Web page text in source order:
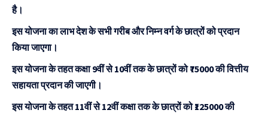
है।
इस योजना का लाभ देश के सभी गरीब और निम्न वर्ग के छात्रों को प्रदान
किया जाएगा।
इस योजना के तहत कक्षा 9वीं से 10वीं तक के छात्रों को ₹75000 की वित्तीय
सहायता प्रदान की जाएगी।
इस योजना के तहत 11वीं से 12वीं कक्षा तक के छात्रों को ₹125000 की